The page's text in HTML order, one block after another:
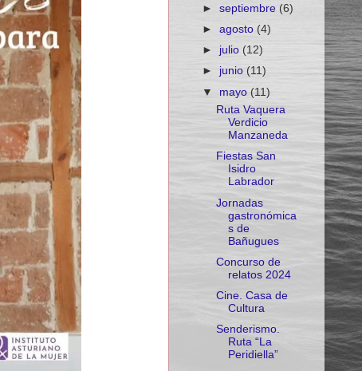
►septiembre (6)
►agosto (4)
► julio (12)
►junio (11)
▼ mayo(11)
Ruta Vaquera
Verdicio
Manzaneda
Fiestas San
Isidro
Labrador
Jornadas
gastronómica
s de
Bañugues
Concurso de
relatos 2024
Cine. Casa de
Cultura
Senderismo.
Ruta “La
Peridiella”